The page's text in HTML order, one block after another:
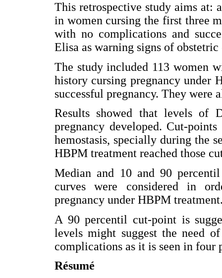
This retrospective study aims at:
in women cursing the first three
with no complications and
Elisa as warning signs of
The study included 113 women
history cursing pregnancy under
successful pregnancy. They
Results showed that levels of
pregnancy developed. Cut-
hemostasis, specially during the
HBPM treatment reached those
Median and 10 and 90
curves were considered in
pregnancy under HBPM
A 90 percentil cut-point is
levels might suggest the need
complications as it is seen in four
Résumé